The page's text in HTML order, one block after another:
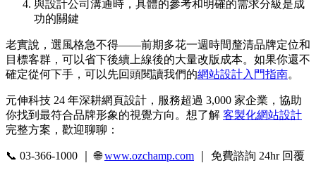
與設計公司溝通時，具體的參考和明確的需求分級是成
功的關鍵
老實說，選風格急不得——前期多花一週時間釐清品牌定位和
目標客群，可以省下後續上線後的大量改版成本。如果你還不
確定從何下手，可以先回頭閱讀我們的網站設計入門指南。
元伸科技 24 年深耕網頁設計，服務超過 3,000 家企業，協助
你找到最符合品牌形象的視覺方向。想了解 客製化網站設計
完整方案，歡迎聊聊：
📞 03-366-1000 ｜ 🌐www.ozchamp.com ｜ 免費諮詢 24hr 回覆